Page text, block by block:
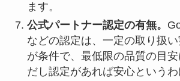
ます。
公式パートナー認定の有無。
などの認定は、一定の取り扱
が条件で、最低限の品質の目
だし認定があれば安心という